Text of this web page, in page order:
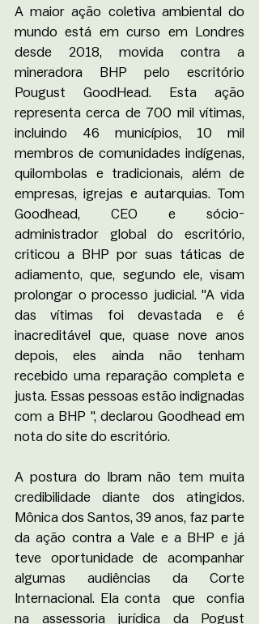
A maior ação coletiva ambiental do
mundo está em curso em Londres
desde 2018, movida contra a
mineradora BHP pelo escritório
Pougust GoodHead. Esta ação
representa cerca de 700 mil vítimas,
incluindo 46 municípios, 10 mil
membros de comunidades indígenas,
quilombolas e tradicionais, além de
empresas, igrejas e autarquias. Tom
Goodhead, CEO e sócio-
administrador global do escritório,
criticou a BHP por suas táticas de
adiamento, que, segundo ele, visam
prolongar o processo judicial. "A vida
das vítimas foi devastada e é
inacreditável que, quase nove anos
depois, eles ainda não tenham
recebido uma reparação completa e
justa. Essas pessoas estão indignadas
com a BHP ", declarou Goodhead em
nota do site do escritório.
A postura do Ibram não tem muita
credibilidade diante dos atingidos.
Mônica dos Santos, 39 anos, faz parte
da ação contra a Vale e a BHP e já
teve oportunidade de acompanhar
algumas audiências da Corte
Internacional. Ela conta  que  confia
na assessoria jurídica da Pogust